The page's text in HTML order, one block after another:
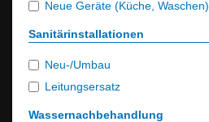
Neue Geräte (Küche, Waschen)
Sanitärinstallationen
Neu-/Umbau
Leitungsersatz
Wassernachbehandlung